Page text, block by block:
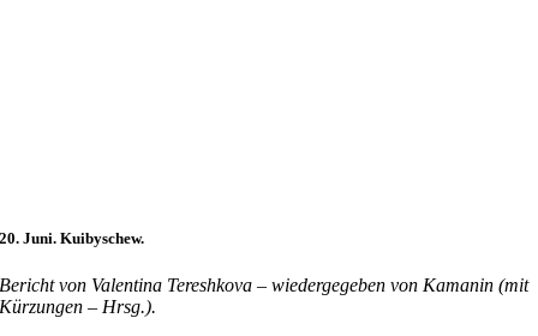
20. Juni. Kuibyschew.
Bericht von Valentina Tereshkova – wiedergegeben von Kamanin (mit
Kürzungen – Hrsg.).